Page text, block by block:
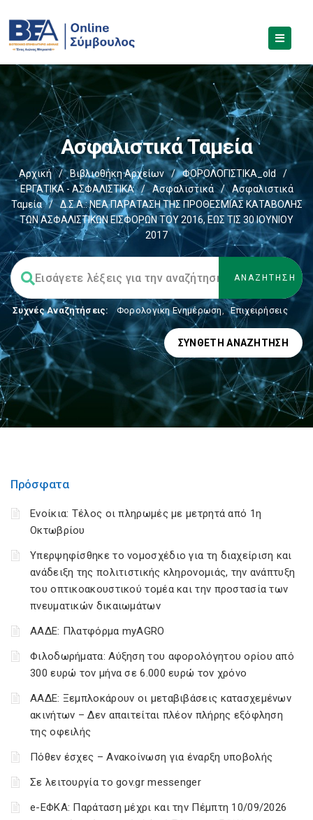
Ασφαλιστικά Ταμεία
Αρχική / Βιβλιοθήκη Αρχείων / ΦΟΡΟΛΟΓΙΣΤΙΚΑ_old
/
ΕΡΓΑΤΙΚΑ - ΑΣΦΑΛΙΣΤΙΚΑ
/ Ασφαλιστικά /
Ασφαλιστικά
Ταμεία
/
Δ.Σ.Α.: ΝΕΑ ΠΑΡΑΤΑΣΗ ΤΗΣ ΠΡΟΘΕΣΜΙΑΣ ΚΑΤΑΒΟΛΗΣ
ΤΩΝ ΑΣΦΑΛΙΣΤΙΚΩΝ ΕΙΣΦΟΡΩΝ ΤΟΥ 2016, ΕΩΣ ΤΙΣ 30 ΙΟΥΝΙΟΥ
2017
Συχνές Αναζητήσεις: Φορολογικη Ενημέρωση, Επιχειρήσεις
ΣΎΝΘΕΤΗ ΑΝΑΖΉΤΗΣΗ
Πρόσφατα
Ενοίκια: Τέλος οι πληρωμές με μετρητά από 1η
Οκτωβρίου
Υπερψηφίσθηκε το νομοσχέδιο για τη διαχείριση και
ανάδειξη της πολιτιστικής κληρονομιάς, την ανάπτυξη
του οπτικοακουστικού τομέα και την προστασία των
πνευματικών δικαιωμάτων
ΑΑΔΕ: Πλατφόρμα myAGRO
Φιλοδωρήματα: Αύξηση του αφορολόγητου ορίου από
300 ευρώ τον μήνα σε 6.000 ευρώ τον χρόνο
ΑΑΔΕ: Ξεμπλοκάρουν οι μεταβιβάσεις κατασχεμένων
ακινήτων – Δεν απαιτείται πλέον πλήρης εξόφληση
της οφειλής
Πόθεν έσχες – Ανακοίνωση για έναρξη υποβολής
Σε λειτουργία το gov.gr messenger
e-ΕΦΚΑ: Παράταση μέχρι και την Πέμπτη 10/09/2026